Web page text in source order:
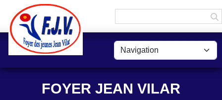
FOYER JEAN VILAR
Panneau de gestion des cookies